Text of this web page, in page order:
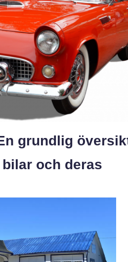
grundlig
och deras